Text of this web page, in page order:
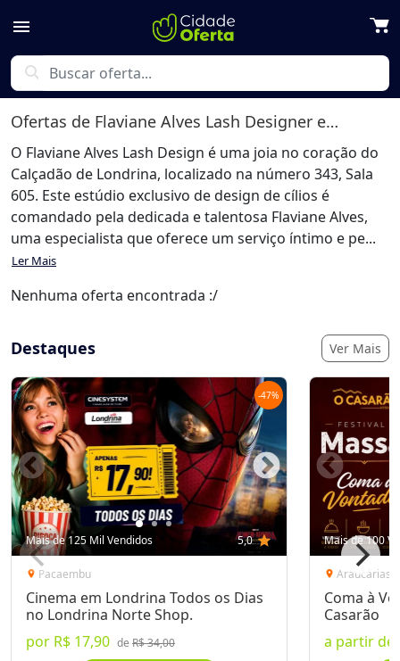
menu
search
Ofertas de Flaviane Alves Lash Designer em Londrina
O Flaviane Alves Lash Design é uma joia no coração do
Calçadão de Londrina, localizado na número 343, Sala
605. Este estúdio exclusivo de design de cílios é
comandado pela dedicada e talentosa Flaviane Alves,
uma especialista que oferece um serviço íntimo e pe...
Ler Mais
Nenhuma oferta encontrada :/
Destaques Ver Mais
-47%
Mais de 125 Mil Vendidos 5,0 star
location_on Pacaembu
Cinema em Londrina Todos os Dias
no Londrina Norte Shop.
por R$ 17,90 deR$ 34,00
Mais de 100
location_on Araucárias
Coma à
Casarão
a partir de